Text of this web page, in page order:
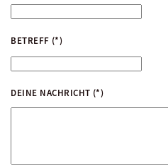
BETREFF (*)
DEINE NACHRICHT (*)